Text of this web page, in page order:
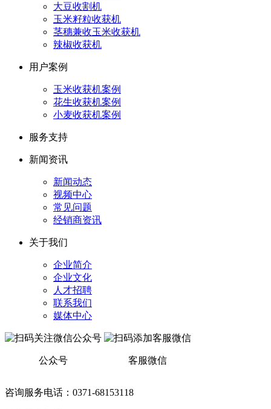
大豆收割机
玉米籽粒收获机
茎穗兼收玉米收获机
辣椒收获机
用户案例
玉米收获机案例
花生收获机案例
小麦收获机案例
服务支持
新闻资讯
新闻动态
视频中心
常见问题
经销商资讯
关于我们
企业简介
企业文化
人才招聘
联系我们
媒体中心
公众号 客服微信
咨询服务电话：0371-68153118